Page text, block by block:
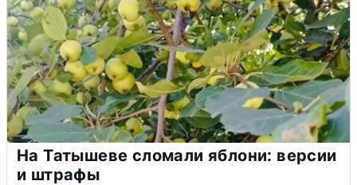
На Татышеве сломали яблони: версии
и штрафы